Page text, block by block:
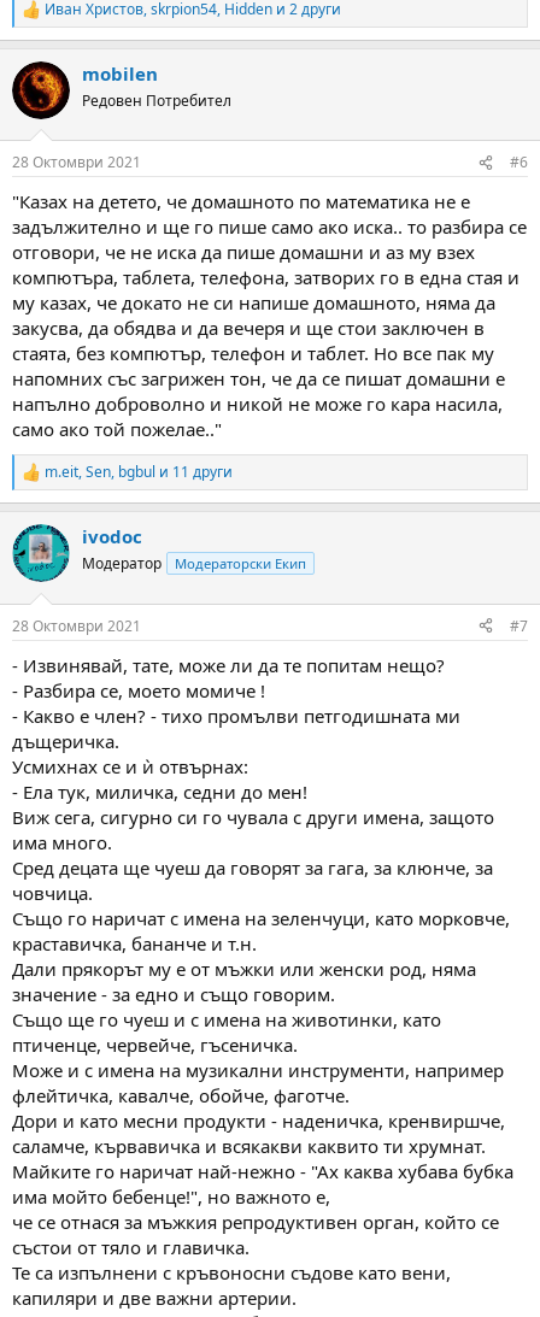
R
e
c
t
i
s
Иван Христов,skrpion54, Hidden и 2 други
mobilen
Редовен Потребител
28 Октомври 2021 #6
"Казах на детето, че домашното по математика не е
задължително и ще го пише само ако иска.. то разбира се
отговори, че не иска да пише домашни и аз му взех
компютъра, таблета, телефона, затворих го в една стая и
му казах, че докато не си напише домашното, няма да
закусва, да обядва и да вечеря и ще стои заключен в
стаята, без компютър, телефон и таблет. Но все пак му
напомних със загрижен тон, че да се пишат домашни е
напълно доброволно и никой не може го кара насила,
само ако той пожелае.."
R
e
c
t
i
s
m.eit,Sen, bgbul и 11 други
ivodoc
Модератор Модераторски Екип
28 Октомври 2021 #7
- Извинявай, тате, може ли да те попитам нещо?
- Разбира се, моето момиче !
- Какво е член? - тихо промълви петгодишната ми
дъщеричка.
Усмихнах се и ѝ отвърнах:
- Ела тук, миличка, седни до мен!
Виж сега, сигурно си го чувала с други имена, защото
има много.
Сред децата ще чуеш да говорят за гага, за клюнче, за
човчица.
Също го наричат с имена на зеленчуци, като морковче,
краставичка, бананче и т.н.
Дали прякорът му е от мъжки или женски род, няма
значение - за едно и също говорим.
Също ще го чуеш и с имена на животинки, като
птиченце, червейче, гъсеничка.
Може и с имена на музикални инструменти, например
флейтичка, кавалче, обойче, фаготче.
Дори и като месни продукти - наденичка, кренвиршче,
саламче, кървавичка и всякакви каквито ти хрумнат.
Майките го наричат най-нежно - "Ах каква хубава бубка
има мойто бебенце!", но важното е,
че се отнася за мъжкия репродуктивен орган, който се
състои от тяло и главичка.
Те са изпълнени с кръвоносни съдове като вени,
капиляри и две важни артерии.